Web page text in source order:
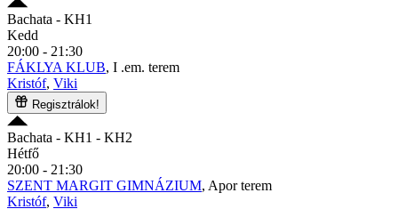
Bachata - KH1
Kedd
20:00 - 21:30
FÁKLYA KLUB, I .em. terem
Kristóf, Viki
Regisztrálok!
Bachata - KH1 - KH2
Hétfő
20:00 - 21:30
SZENT MARGIT GIMNÁZIUM, Apor terem
Kristóf, Viki